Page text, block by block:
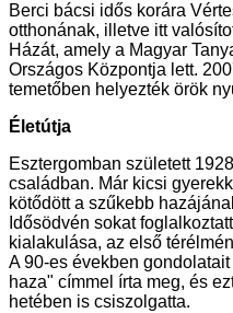
Berci bácsi idős korára
otthonának, illetve itt
Házát, amely a Magyar
Országos Központja lett.
temetőben helyezték örök
Életútja
Esztergomban született
családban. Már kicsi
kötődött a szűkebb
Idősödvén sokat
kialakulása, az első
A 90-es években
haza" címmel írta meg, és
hetében is csiszolgatta.